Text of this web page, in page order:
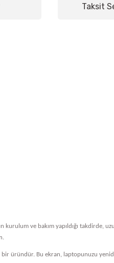
Taksit
ve bakım yapıldığı takdirde,
üründür. Bu ekran, laptopunuzu